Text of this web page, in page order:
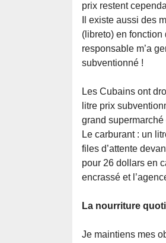
prix restent
Il existe aussi des
(libreto) en
responsable m’a
subventionné !
Les Cubains ont
litre prix
grand
Le carburant : un
files d’attente
pour 26 dollars en
encrassé et
La nourriture
Je maintiens mes